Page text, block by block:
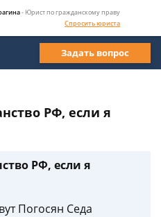
- Юрист по гражданскому праву
Спросить юриста
Задать вопрос
РФ, если я
РФ, если я
Погосян Седа